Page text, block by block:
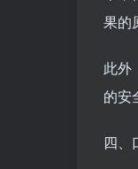
果的
此外
的安
四、